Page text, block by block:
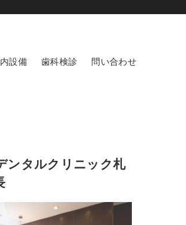
設備 歯科検診 問い合わせ
ンタルクリニック札